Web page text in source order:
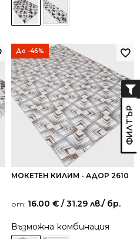
До -46%
МОКЕТЕН КИЛИМ - АДОР 2610
от: 16.00 € / 31.29 лв./ бр.
Възможна комбинация